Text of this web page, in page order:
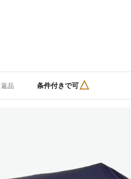
返品 条件付きで可△